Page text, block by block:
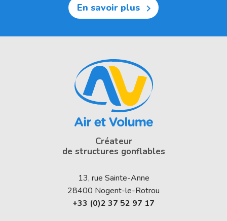
En savoir plus 
Créateur
de structures gonflables
13, rue Sainte-Anne
28400 Nogent-le-Rotrou
+33 (0)2 37 52 97 17